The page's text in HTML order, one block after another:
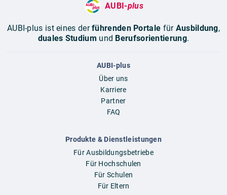
AUBI-plus
AUBI-plus ist eines derführenden Portale für Ausbildung,
duales Studium und Berufsorientierung.
AUBI-plus
Über uns
Karriere
Partner
FAQ
Produkte & Dienstleistungen
Für Ausbildungsbetriebe
Für Hochschulen
Für Schulen
Für Eltern